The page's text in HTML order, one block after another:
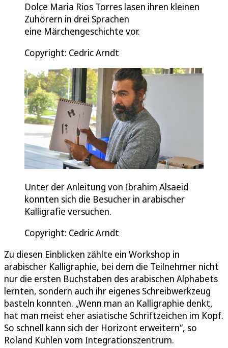
Dolce Maria Rios Torres lasen ihren kleinen
Zuhörern in drei Sprachen
eine Märchengeschichte vor.
Copyright: Cedric Arndt
Unter der Anleitung von Ibrahim Alsaeid
konnten sich die Besucher in arabischer
Kalligrafie versuchen.
Copyright: Cedric Arndt
Zu diesen Einblicken zählte ein Workshop in
arabischer Kalligraphie, bei dem die Teilnehmer nicht
nur die ersten Buchstaben des arabischen Alphabets
lernten, sondern auch ihr eigenes Schreibwerkzeug
basteln konnten. „Wenn man an Kalligraphie denkt,
hat man meist eher asiatische Schriftzeichen im Kopf.
So schnell kann sich der Horizont erweitern“, so
Roland Kuhlen vom Integrationszentrum.